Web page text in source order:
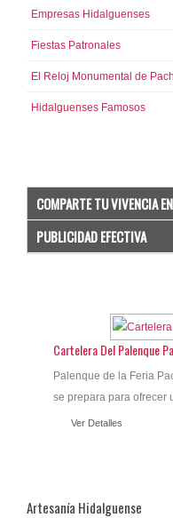
Empresas Hidalguenses
Fiestas Patronales
El Reloj Monumental de
Hidalguenses Famosos
COMPARTE TU VIVENCIA
PUBLICIDAD EFECTIVA
Cartelera Del Palenque
Palenque de la Feria
se prepara para ofrecer
Ver Detalles
Artesanía Hidalguense